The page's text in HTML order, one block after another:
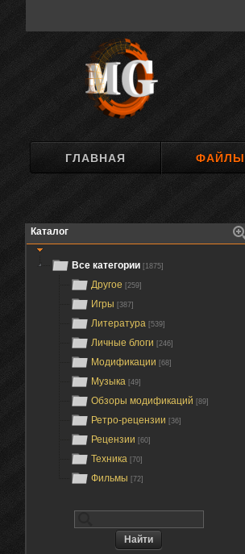
ГЛАВНАЯ ФАЙЛЫ
Каталог
Все категории [1875]
Другое [259]
Игры [387]
Литература [539]
Личные блоги [246]
Модификации [68]
Музыка [49]
Обзоры модификаций [89]
Ретро-рецензии [36]
Рецензии [60]
Техника [70]
Фильмы [72]